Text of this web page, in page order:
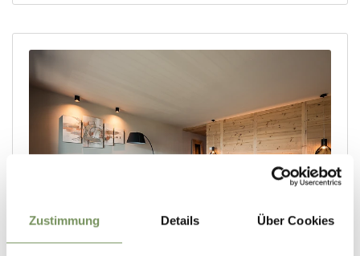
Zustimmung Details Über Cookies